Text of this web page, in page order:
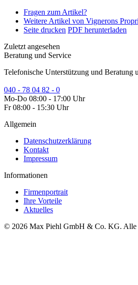
Fragen zum Artikel?
Weitere Artikel von Vignerons
Seite drucken PDF herunterladen
Zuletzt angesehen
Beratung und Service
Telefonische Unterstützung und Beratung
040 - 78 04 82 - 0
Mo-Do 08:00 - 17:00 Uhr
Fr 08:00 - 15:30 Uhr
Allgemein
Datenschutzerklärung
Kontakt
Impressum
Informationen
Firmenportrait
Ihre Vorteile
Aktuelles
© 2026 Max Piehl GmbH & Co. KG. Alle